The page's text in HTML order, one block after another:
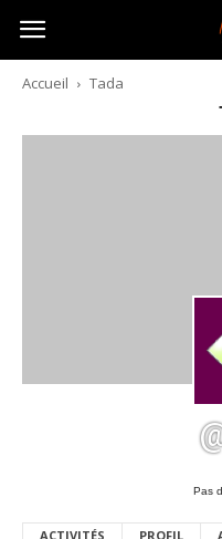
Australia-
australie.com
Accueil Tada
Pas
ACTIVITÉS PROFIL